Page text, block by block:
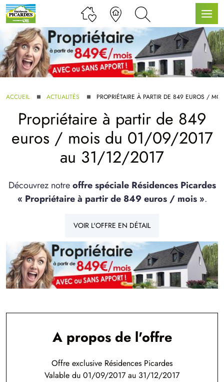
SERVICE BDL EXTENSION
ARTICLES
ACCUEIL ACTUALITÉS PROPRIÉTAIRE À PARTIR DE 849 EUROS /
Propriétaire à partir de 849
euros / mois du 01/09/2017
au 31/12/2017
Découvrez notreoffre spéciale Résidences Picardes
« Propriétaire à partir de 849 euros / mois ».
VOIR L'OFFRE EN DÉTAIL
A propos de l'offre
Offre exclusive Résidences Picardes
Valable du 01/09/2017 au 31/12/2017